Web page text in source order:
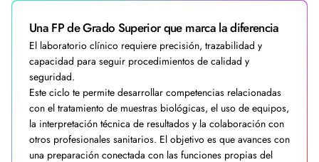
Una FP de Grado Superior que marca la diferencia
El laboratorio clínico requiere precisión, trazabilidad y
capacidad para seguir procedimientos de calidad y
seguridad.
Este ciclo te permite desarrollar competencias relacionadas
con el tratamiento de muestras biológicas, el uso de equipos,
la interpretación técnica de resultados y la colaboración con
otros profesionales sanitarios. El objetivo es que avances con
una preparación conectada con las funciones propias del